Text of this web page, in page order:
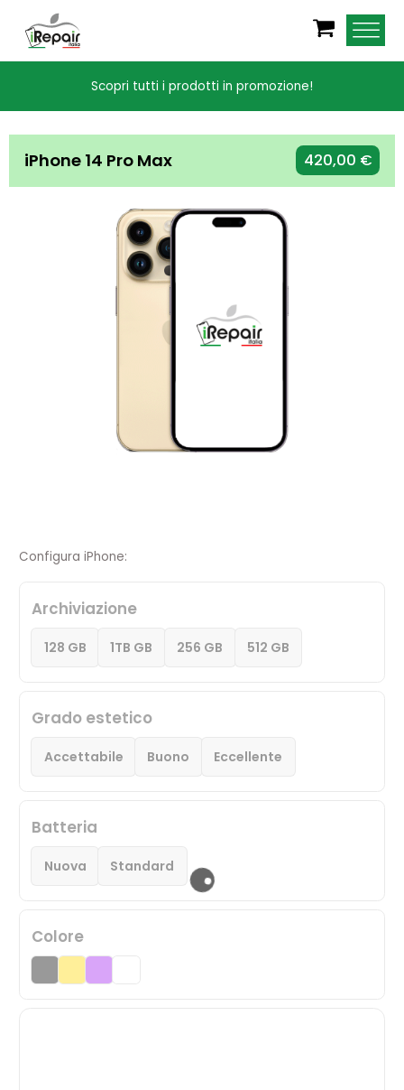
Scopri tutti i prodotti in promozione!
Configura iPhone:
iPhone 14 Pro Max 420,00 €
Archiviazione
128 GB 1TB GB 256 GB 512 GB
Grado estetico
Accettabile Buono Eccellente
Batteria
Nuova Standard
Colore